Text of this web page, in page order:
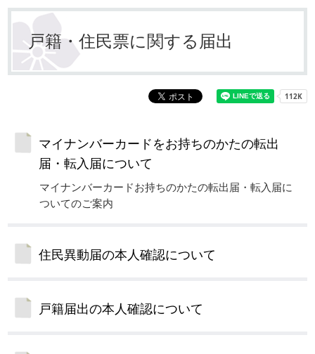
戸籍・住民票に関する届出
マイナンバーカードをお持ちのかたの転出
届・転入届について
マイナンバーカードお持ちのかたの転出届・転入届に
ついてのご案内
住民異動届の本人確認について
戸籍届出の本人確認について